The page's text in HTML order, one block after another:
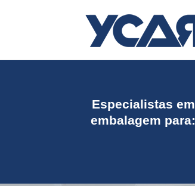
Especialistas em
embalagem para: